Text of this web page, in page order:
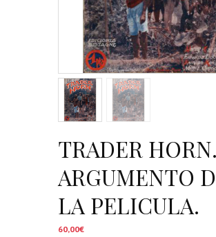
TRADER HORN.
ARGUMENTO
LA PELICULA.
60,00€